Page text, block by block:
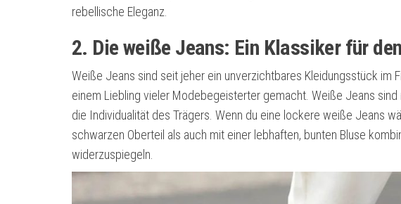
rebellische Eleganz.
2. Die weiße Jeans: Ein Klassiker für
Weiße Jeans sind seit jeher ein unverzichtbares Kleidungsstück im
einem Liebling vieler Modebegeisterter gemacht. Weiße Jeans
die Individualität des Trägers. Wenn du eine lockere weiße Jeans
schwarzen Oberteil als auch mit einer lebhaften, bunten Bluse
widerzuspiegeln.